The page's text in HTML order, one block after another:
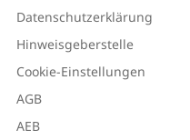
Datenschutzerklärung
Hinweisgeberstelle
Cookie-Einstellungen
AGB
AEB